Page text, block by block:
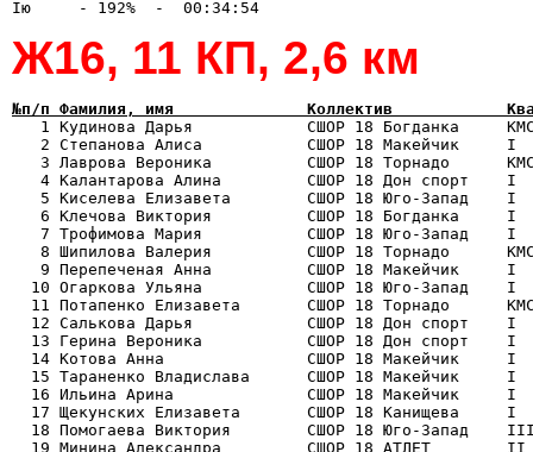
Ж16, 11 КП, 2,6 км
№п/п Фамилия, имя              Коллектив            Квал
1 Кудинова Дарья            СШОР 18 Богданка
2 Степанова Алиса           СШОР 18 Макейчик
3 Лаврова Вероника          СШОР 18 Торнадо
4 Калантарова Алина         СШОР 18 Дон спорт
5 Киселева Елизавета        СШОР 18 Юго-Запад
6 Клечова Виктория          СШОР 18 Богданка
7 Трофимова Мария           СШОР 18 Юго-Запад
8 Шипилова Валерия          СШОР 18 Торнадо
9 Перепеченая Анна          СШОР 18 Макейчик
10 Огаркова Ульяна           СШОР 18 Юго-Запад
11 Потапенко Елизавета       СШОР 18 Торнадо
12 Салькова Дарья            СШОР 18 Дон спорт
13 Герина Вероника           СШОР 18 Дон спорт
14 Котова Анна               СШОР 18 Макейчик
15 Тараненко Владислава      СШОР 18 Макейчик     I
16 Ильина Арина              СШОР 18 Макейчик     I
17 Щекунских Елизавета       СШОР 18 Канищева     I
18 Помогаева Виктория        СШОР 18 Юго-Запад
19 Минина Александра         СШОР 18 АТЛЕТ